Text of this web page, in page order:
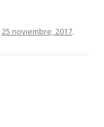
25 noviembre, 2017.